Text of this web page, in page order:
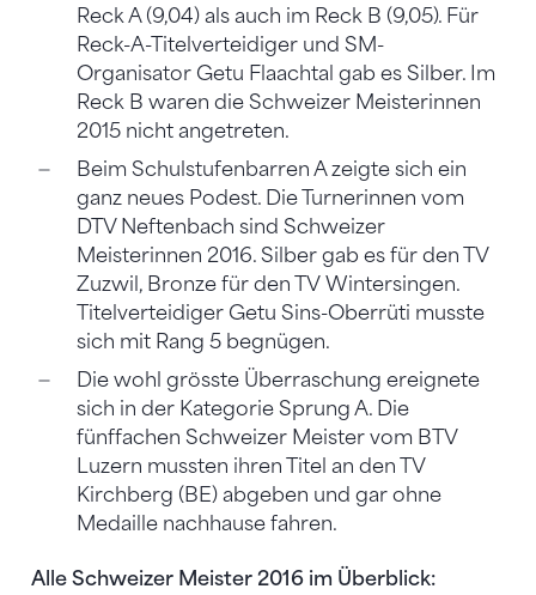
Reck A (9,04) als auch im Reck B (9,05). Für
Reck-A-Titelverteidiger und SM-
Organisator Getu Flaachtal gab es Silber. Im
Reck B waren die Schweizer Meisterinnen
2015 nicht angetreten.
Beim Schulstufenbarren A zeigte sich ein
ganz neues Podest. Die Turnerinnen vom
DTV Neftenbach sind Schweizer
Meisterinnen 2016. Silber gab es für den TV
Zuzwil, Bronze für den TV Wintersingen.
Titelverteidiger Getu Sins-Oberrüti musste
sich mit Rang 5 begnügen.
Die wohl grösste Überraschung ereignete
sich in der Kategorie Sprung A. Die
fünffachen Schweizer Meister vom BTV
Luzern mussten ihren Titel an den TV
Kirchberg (BE) abgeben und gar ohne
Medaille nachhause fahren.
Alle Schweizer Meister 2016 im Überblick: